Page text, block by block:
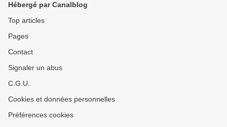
Hébergé par Canalblog
Top articles
Pages
Contact
Signaler un abus
C.G.U.
Cookies et données personnelles
Préférences cookies